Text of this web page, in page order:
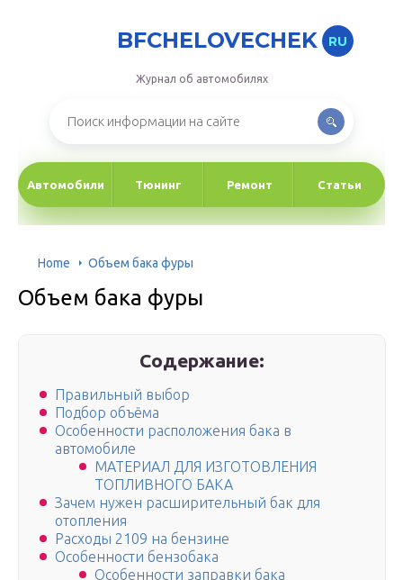
BFCHELOVECHEK RU
Журнал об автомобилях
Автомобили Тюнинг Ремонт Статьи
Home Объем бака фуры
Объем бака фуры
Содержание:
Правильный выбор
Подбор объёма
Особенности расположения бака в
автомобиле
МАТЕРИАЛ ДЛЯ ИЗГОТОВЛЕНИЯ
ТОПЛИВНОГО БАКА
Зачем нужен расширительный бак для
отопления
Расходы 2109 на бензине
Особенности бензобака
Особенности заправки бака